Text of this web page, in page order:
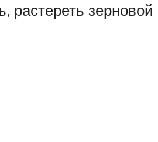
растереть зерновой